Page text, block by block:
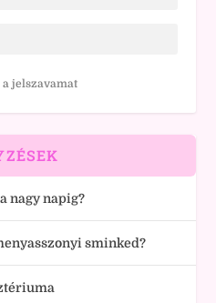
jelszavamat
nagy napig?
sminked?